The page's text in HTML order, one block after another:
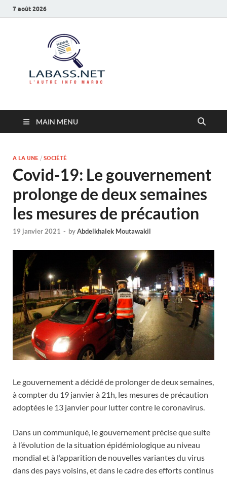
7 août 2026
MAIN MENU
A LA UNE / SOCIÉTÉ
Covid-19: Le gouvernement
prolonge de deux semaines
les mesures de précaution
19 janvier 2021 - byAbdelkhalek Moutawakil
Le gouvernement a décidé de prolonger de deux semaines,
à compter du 19 janvier à 21h, les mesures de précaution
adoptées le 13 janvier pour lutter contre le coronavirus.
Dans un communiqué, le gouvernement précise que suite
à l’évolution de la situation épidémiologique au niveau
mondial et à l’apparition de nouvelles variantes du virus
dans des pays voisins, et dans le cadre des efforts continus